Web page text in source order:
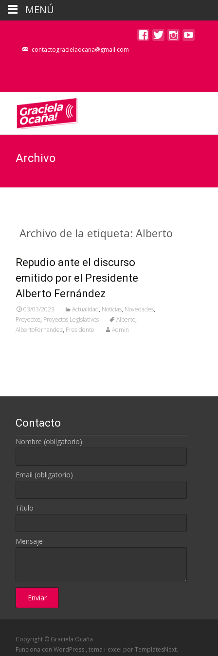
contactogracielaocana@gmail.com
Archivo
Archivo de la etiqueta: Alberto
Repudio ante el discurso
emitido por el Presidente
Alberto Fernández
03/03/2023 Actualidad, Noticias, Novedades,
Proyectos, Proyectos Legislativos Alberto,
AlbertoFernandez, Presidente Admin
Contacto
Nombre (obligatorio)
Email (obligatorio)
Título
Mensaje
Copyright © Graciela Ocaña
Funciona con WordPress , tema i-excel por TemplatesNext.
MENÚ